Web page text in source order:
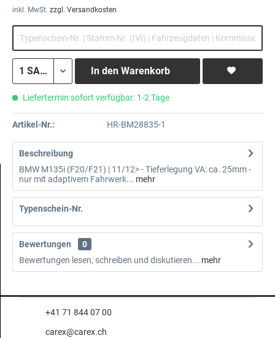
inkl. MwSt. zzgl. Versandkosten
In den Warenkorb
Liefertermin sofort verfügbar: 1-2 Tage
Artikel-Nr.: HR-BM28835-1
Beschreibung
BMW M135i (F20/F21) | 11/12> - Tieferlegung VA: ca. 25mm -
nur mit adaptivem Fahrwerk... mehr
Typenschein-Nr.
Bewertungen
0
Bewertungen lesen, schreiben und diskutieren... mehr
+41 71 844 07 00
carex@carex.ch